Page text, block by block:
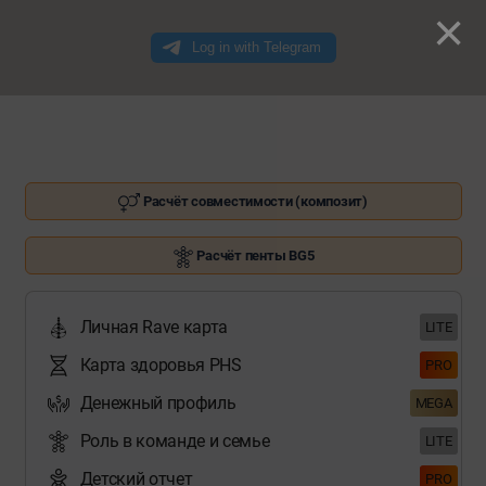
Расчёт совместимости (композит)
Расчёт пенты BG5
Личная Rave карта LITE
Карта здоровья PHS PRO
Денежный профиль MEGA
Роль в команде и семье LITE
Детский отчет PRO
×